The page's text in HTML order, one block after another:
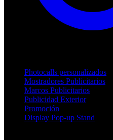
Photocalls personalizados
Mostradores Publicitarios
Marcos Publicitarios
Publicidad Exterior
Promoción
Display Pop-up Stand